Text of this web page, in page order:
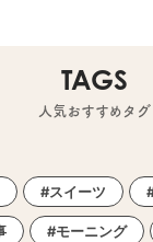
TAGS
人気おすすめタグ
スイーツ
モーニング